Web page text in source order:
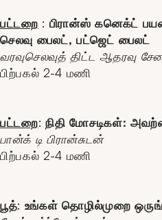
பட்டறை : பிரான்ஸ் கனெக்ட்
செலவு பைலட், பட்ஜெட் பைலட்
வரவுசெலவுத் திட்ட ஆதரவு
பிற்பகல் 2-4 மணி
பட்டறை:நிதி மோசடிகள்:
பான்க் டி பிரான்சுடன்
பிற்பகல் 2-4 மணி
பூத்: உங்கள் தொழில்முறை